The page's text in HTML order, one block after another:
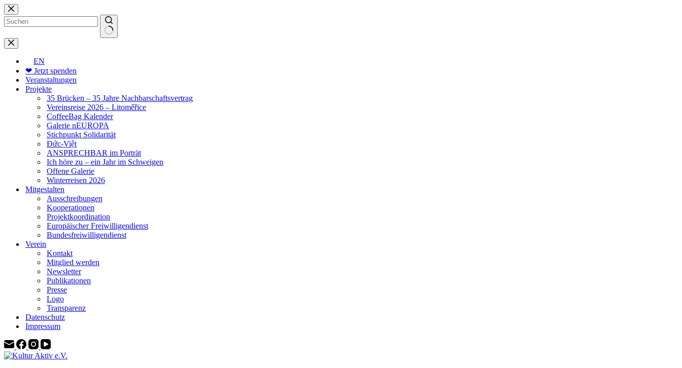
Zum
Inhalt
springen
Keine
Ergebnisse
EN
❤ Jetzt spenden
Veranstaltungen
Projekte
35 Brücken – 35 Jahre Nachbarschaftsvertrag
Vereinsreise 2026 – Litoměřice
CoffeeBag Kalender
Galerie nEUROPA
Stichpunkt Solidarität
Đức-Việt
ANSPRECHBAR im Porträt
Ich höre zu – ein Jahr im Schweigen
Offene Galerie
Winterreisen 2026
Mitgestalten
Ausschreibungen
Kooperationen
Projektkoordination
Europäischer Freiwilligendienst
Bundesfreiwilligendienst
Verein
Kontakt
Mitglied werden
Newsletter
Publikationen
Presse
Logo
Transparenz
Datenschutz
Impressum